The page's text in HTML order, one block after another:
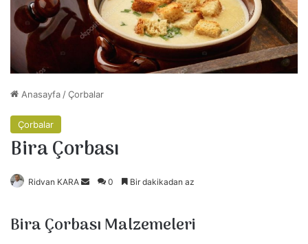
Anasayfa /Çorbalar
Çorbalar
Bira Çorbası
Ridvan KARA
Bir
göndermek
0 Bir dakikadan az
Bira Çorbası Malzemeleri